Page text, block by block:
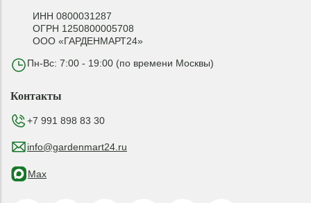
ИНН 0800031287
ОГРН 1250800005708
ООО «ГАРДЕНМАРТ24»
Пн-Вс: 7:00 - 19:00 (по времени Москвы)
Контакты
+7 991 898 83 30
info@gardenmart24.ru
Max